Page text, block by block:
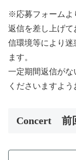
※応募フォームよ
返信を差し上げ
信環境等により
ます。
一定期間返信が
くださいますよう
Concert 前